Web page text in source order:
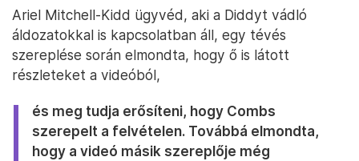
Ariel Mitchell-Kidd ügyvéd, aki a Diddyt vádló
áldozatokkal is kapcsolatban áll, egy tévés
szereplése során elmondta, hogy ő is látott
részleteket a videóból,
és meg tudja erősíteni, hogy Combs
szerepelt a felvételen. Továbbá elmondta,
hogy a videó másik szereplője még